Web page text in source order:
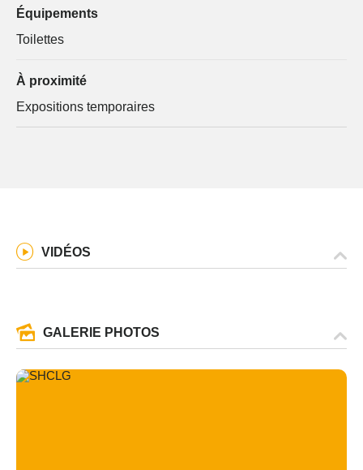
Équipements
Toilettes
À proximité
Expositions temporaires
VIDÉOS
GALERIE PHOTOS